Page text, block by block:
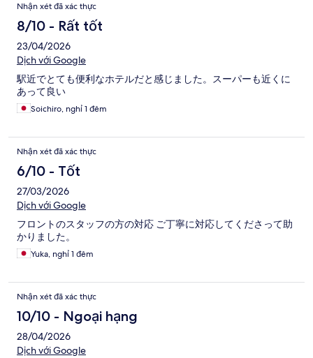
Nhận xét đã xác thực
8/10 - Rất tốt
23/04/2026
Dịch với Google
駅近でとても便利なホテルだと感じました。スーパーも近くに
あって良い
Soichiro, nghỉ 1 đêm
Nhận xét đã xác thực
6/10 - Tốt
27/03/2026
Dịch với Google
フロントのスタッフの方の対応 ご丁寧に対応してくださって助
かりました。
Yuka, nghỉ 1 đêm
Nhận xét đã xác thực
10/10 - Ngoại hạng
28/04/2026
Dịch với Google